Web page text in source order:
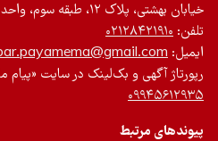
بهشتی، پلاک ۱۲، طبقه سوم، واحد ۵
۰۲۱۲۸۴۲۱۹۱۰
khabar.payamema@gmail.com
آگهی و بک‌لینک در سایت «پیام ما»:
مرتبط